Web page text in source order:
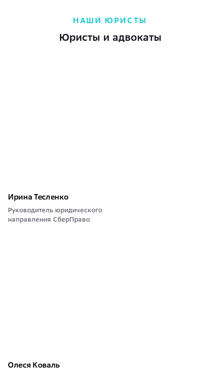
НАШИ ЮРИСТЫ
Юристы и адвокаты
Ирина Тесленко
Руководитель юридического
направления СберПраво
Олеся Коваль